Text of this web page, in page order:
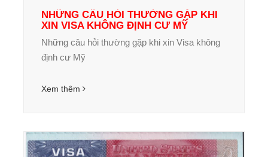
NHỮNG CÂU HỎI THƯỜNG GẶP KHI
XIN VISA KHÔNG ĐỊNH CƯ MỸ
Những câu hỏi thường gặp khi xin Visa không
định cư Mỹ
Xem thêm